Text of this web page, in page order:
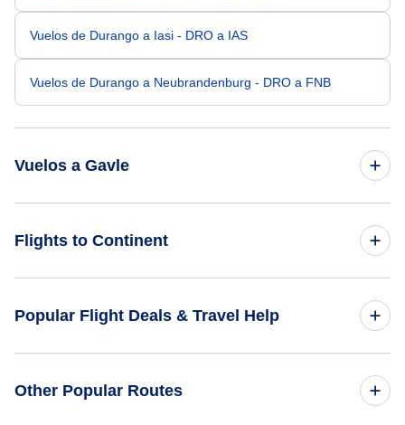
Vuelos de Durango a Iasi - DRO a IAS
Vuelos de Durango a Neubrandenburg - DRO a FNB
Vuelos a Gavle
Vuelos de Aberdeen a Gavle - ABR a GVX
Flights to Continent
Flights to Caribbean
Popular Flight Deals & Travel Help
Other Popular Routes